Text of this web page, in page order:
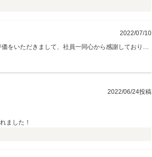
2022/07/10
をいただきまして、社員一同心から感謝しておりま
2022/06/24投稿
ました！